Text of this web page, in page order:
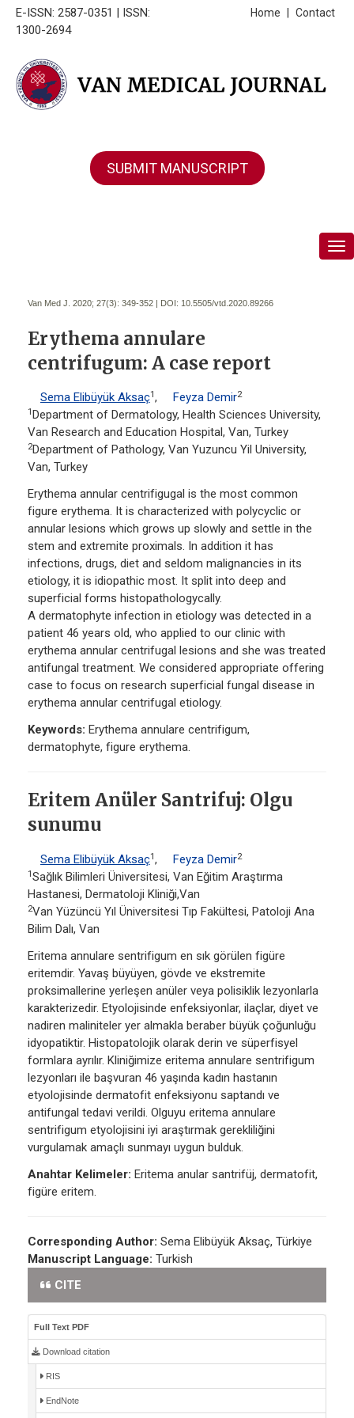
E-ISSN: 2587-0351 | ISSN:
1300-2694
Contact
Home
SUBMIT MANUSCRIPT
Van Med J. 2020; 27(3): 349-352 | DOI: 10.5505/vtd.2020.89266
Erythema annulare
centrifugum: A case report
Sema Elibüyük Aksaç1, Feyza Demir2
1 Department of Dermatology, Health Sciences University,
Van Research and Education Hospital, Van, Turkey
2Department of Pathology, Van Yuzuncu Yil University,
Van, Turkey
Erythema annular centrifigugal is the most common
figure erythema. It is characterized with polycyclic or
annular lesions which grows up slowly and settle in the
stem and extremite proximals. In addition it has
infections, drugs, diet and seldom malignancies in its
etiology, it is idiopathic most. It split into deep and
superficial forms histopathologycally.
A dermatophyte infection in etiology was detected in a
patient 46 years old, who applied to our clinic with
erythema annular centrifugal lesions and she was treated
antifungal treatment. We considered appropriate offering
case to focus on research superficial fungal disease in
erythema annular centrifugal etiology.
Keywords: Erythema annulare centrifigum,
dermatophyte, figure erythema.
Eritem Anüler Santrifuj: Olgu
sunumu
Sema Elibüyük Aksaç1, Feyza Demir2
1Sağlık Bilimleri Üniversitesi, Van Eğitim Araştırma
Hastanesi, Dermatoloji Kliniği,Van
2Van Yüzüncü Yıl Üniversitesi Tıp Fakültesi, Patoloji Ana
Bilim Dalı, Van
Eritema annulare sentrifigum en sık görülen figüre
eritemdir. Yavaş büyüyen, gövde ve ekstremite
proksimallerine yerleşen anüler veya polisiklik lezyonlarla
karakterizedir. Etyolojisinde enfeksiyonlar, ilaçlar, diyet ve
nadiren maliniteler yer almakla beraber büyük çoğunluğu
idyopatiktir. Histopatolojik olarak derin ve süperfisyel
formlara ayrılır. Kliniğimize eritema annulare sentrifigum
lezyonları ile başvuran 46 yaşında kadın hastanın
etyolojisinde dermatofit enfeksiyonu saptandı ve
antifungal tedavi verildi. Olguyu eritema annulare
sentrifigum etyolojisini iyi araştırmak gerekliliğini
vurgulamak amaçlı sunmayı uygun bulduk.
Anahtar Kelimeler: Eritema anular santrifüj, dermatofit,
figüre eritem.
Corresponding Author: Sema Elibüyük Aksaç, Türkiye
Manuscript Language: Turkish
CITE
Full Text PDF
Download citation
RIS
EndNote